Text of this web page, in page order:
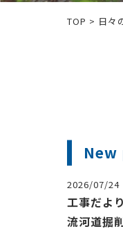
TOP > 日々
2026/07/24
工事だよ
流河道掘